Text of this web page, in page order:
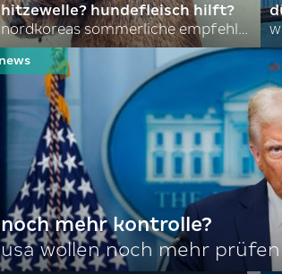
hitzewelle? hundefleisch hilft?
nordkoreas sommerliche empfehlungen
noch mehr kontrolle?
usa wollen noch mehr prüfen